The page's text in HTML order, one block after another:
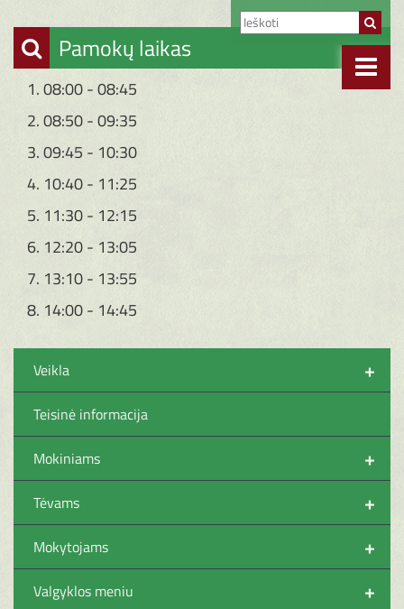
Pamokų laikas
1. 08:00 - 08:45
2. 08:50 - 09:35
3. 09:45 - 10:30
4. 10:40 - 11:25
5. 11:30 - 12:15
6. 12:20 - 13:05
7. 13:10 - 13:55
8. 14:00 - 14:45
+
Veikla
Teisinė informacija
+
Mokiniams
+
Tėvams
+
Mokytojams
+
Valgyklos meniu